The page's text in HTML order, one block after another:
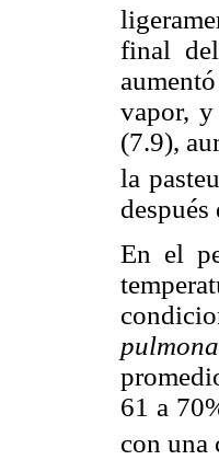
final
vapor,
(7.9),
la
En el
61 a
con una